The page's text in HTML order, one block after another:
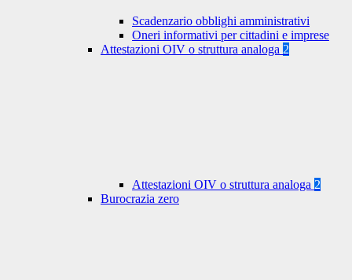
Scadenzario obblighi amministrativi
Oneri informativi per cittadini e imprese
Attestazioni OIV o struttura analoga 2
Attestazioni OIV o struttura analoga 2
Burocrazia zero